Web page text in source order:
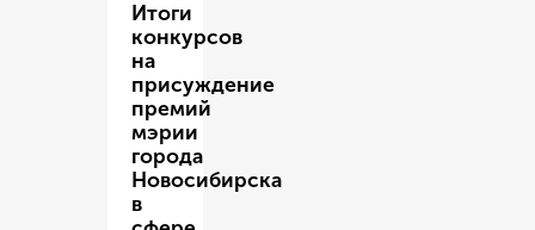
Итоги
конкурсов
на
присуждение
премий
мэрии
города
Новосибирска
в